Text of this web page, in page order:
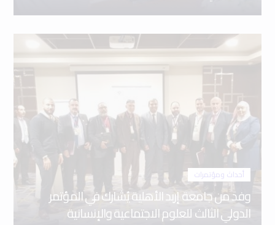
أحداث ومؤتمرات
وفد من جامعة إربد الأهلية يُشارك في المؤتمر
الدولي الثالث للعلوم الاجتماعية والإنسانية